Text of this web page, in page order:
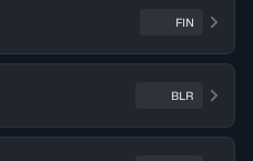
FIN
BLR